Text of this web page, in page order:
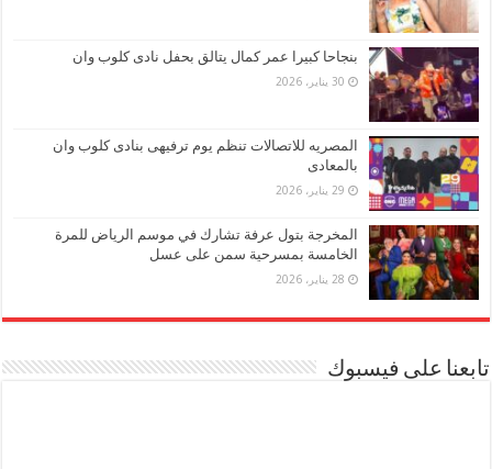
بنجاحا كبيرا عمر كمال يتالق بحفل نادى كلوب وان
30 يناير، 2026
المصريه للاتصالات تنظم يوم ترفيهى بنادى كلوب وان
بالمعادى
29 يناير، 2026
المخرجة بتول عرفة تشارك في موسم الرياض للمرة
الخامسة بمسرحية سمن على عسل
28 يناير، 2026
تابعنا على فيسبوك